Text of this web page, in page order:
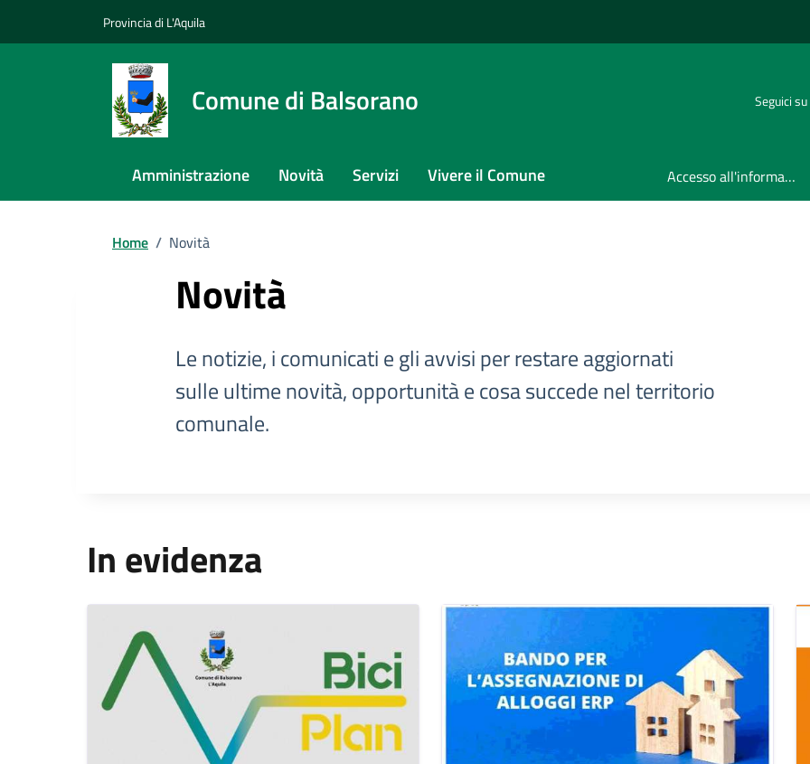
Provincia di L'Aquila
Comune di Balsorano Seguici su
Amministrazione Novità Servizi Vivere il Comune Accesso all'informazione
Home / Novità
Novità
Le notizie, i comunicati e gli avvisi per restare aggiornati
sulle ultime novità, opportunità e cosa succede nel territorio
comunale.
In evidenza